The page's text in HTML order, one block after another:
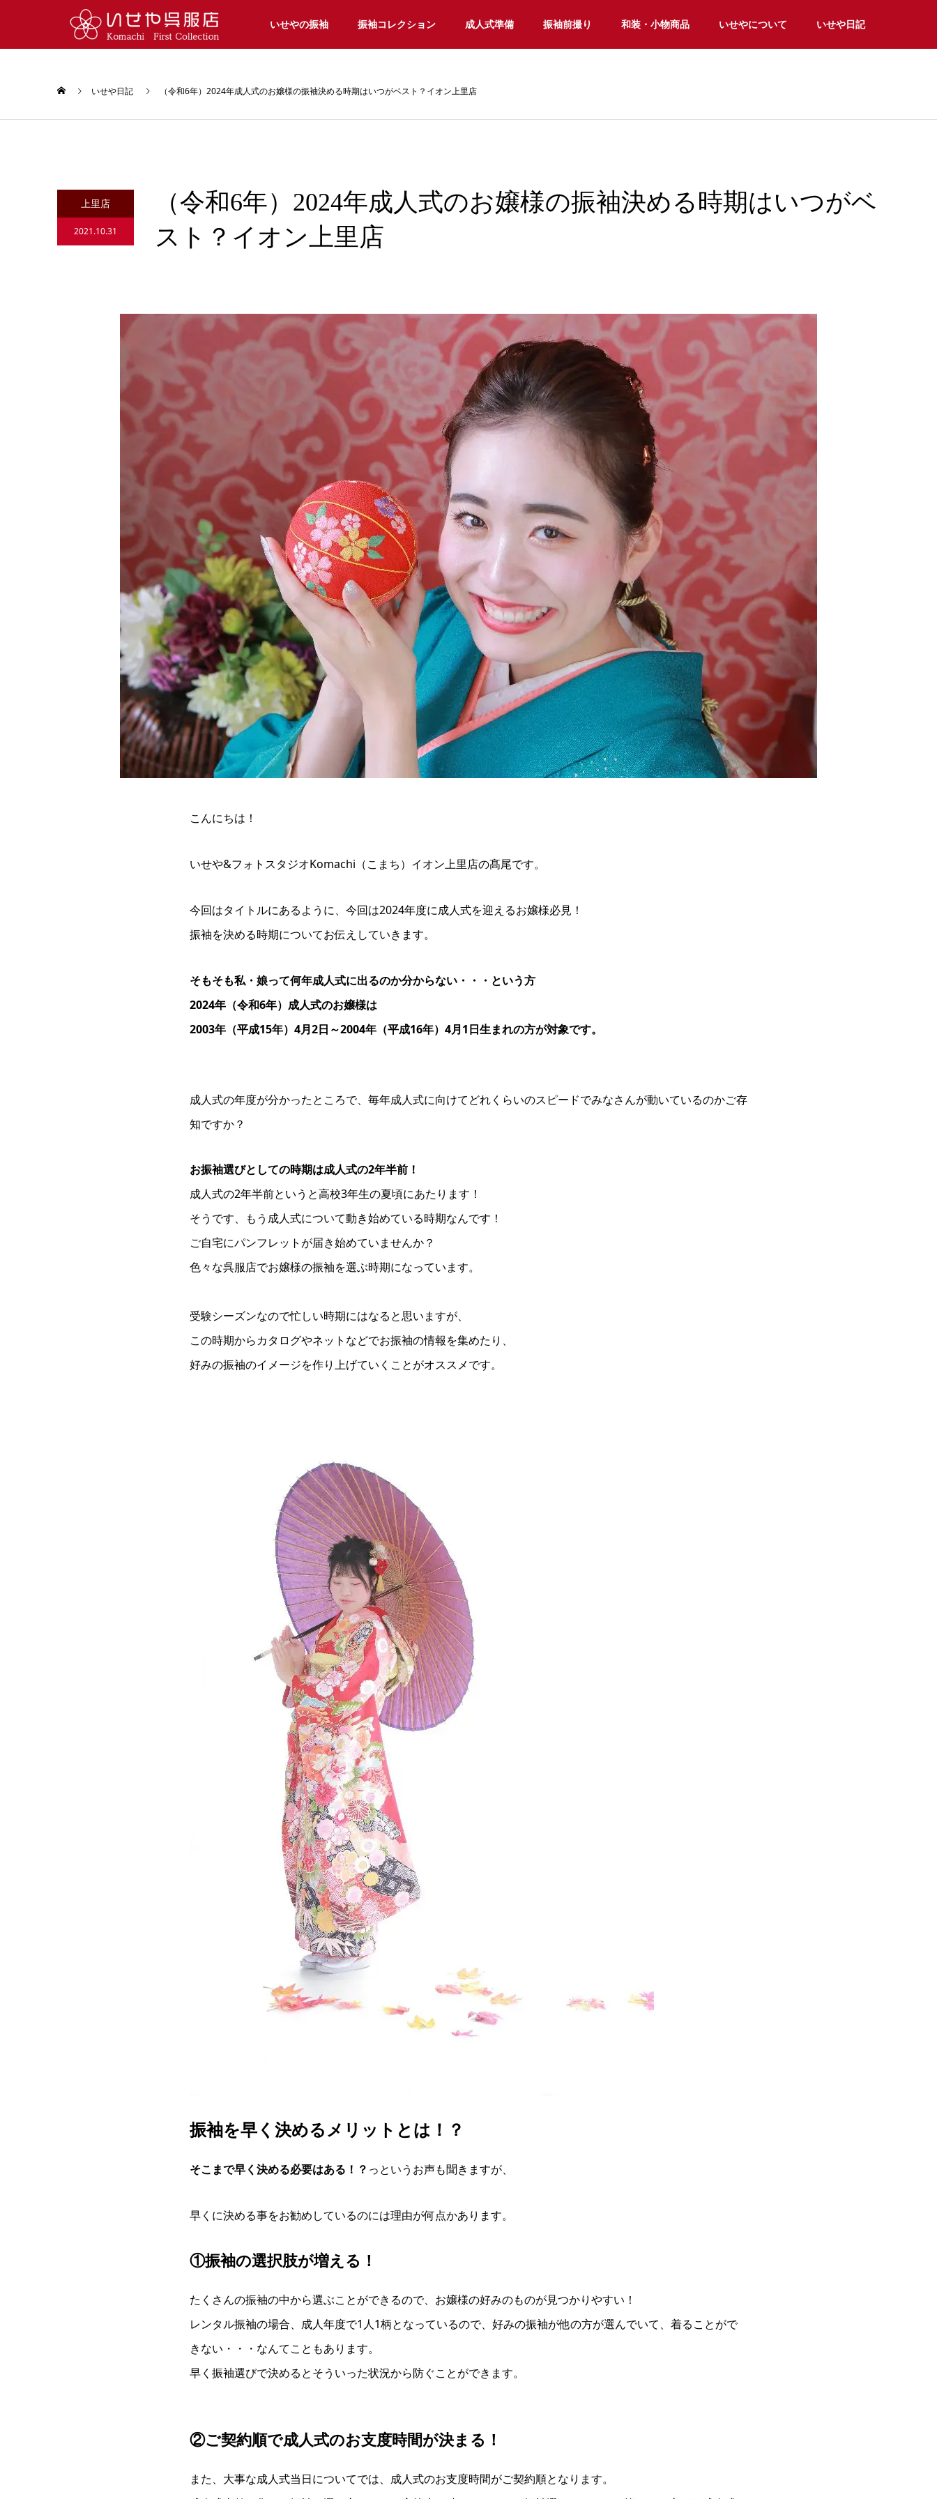
いせやの振袖 振袖コレクション 成人式準備 振袖前撮り 和装・小物商品 いせやについて いせや日記
いせや日記 （令和6年）2024年成人式のお嬢様の振袖決める時期はいつがベスト？イオン上里店
上里店
2021.10.31
（令和6年）2024年成人式のお嬢様の振袖決める時期はいつがベ
スト？イオン上里店
こんにちは！
いせや&フォトスタジオKomachi（こまち）イオン上里店の髙尾です。
今回はタイトルにあるように、今回は2024年度に成人式を迎えるお嬢様必見！
振袖を決める時期についてお伝えしていきます。
そもそも私・娘って何年成人式に出るのか分からない・・・という方
2024年（令和6年）成人式のお嬢様は
2003年（平成15年）4月2日～2004年（平成16年）4月1日生まれの方が対象です。
成人式の年度が分かったところで、毎年成人式に向けてどれくらいのスピードでみなさんが動いているのかご存
知ですか？
お振袖選びとしての時期は成人式の2年半前！
成人式の2年半前というと高校3年生の夏頃にあたります！
そうです、もう成人式について動き始めている時期なんです！
ご自宅にパンフレットが届き始めていませんか？
色々な呉服店でお嬢様の振袖を選ぶ時期になっています。
受験シーズンなので忙しい時期にはなると思いますが、
この時期からカタログやネットなどでお振袖の情報を集めたり、
好みの振袖のイメージを作り上げていくことがオススメです。
振袖を早く決めるメリットとは！？
そこまで早く決める必要はある！？ っというお声も聞きますが、
早くに決める事をお勧めしているのには理由が何点かあります。
①振袖の選択肢が増える！
たくさんの振袖の中から選ぶことができるので、お嬢様の好みのものが見つかりやすい！
レンタル振袖の場合、成人年度で1人1柄となっているので、好みの振袖が他の方が選んでいて、着ることがで
きない・・・なんてこともあります。
早く振袖選びで決めるとそういった状況から防ぐことができます。
②ご契約順で成人式のお支度時間が決まる！
また、大事な成人式当日についてでは、成人式のお支度時間がご契約順となります。